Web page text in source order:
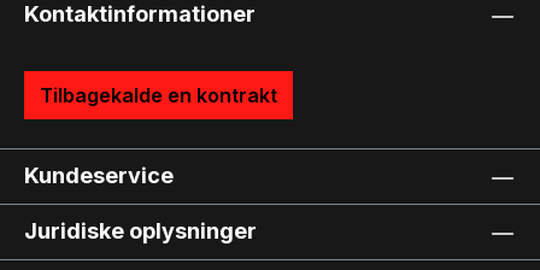
Kontaktinformationer
Tilbagekalde en kontrakt
Kundeservice
Juridiske oplysninger